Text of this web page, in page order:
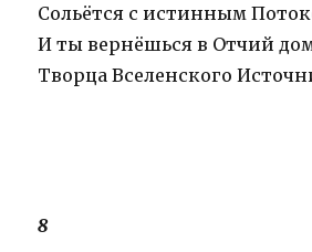
Сольётся с истинным
И ты вернёшься в Отчий
Творца Вселенского
8